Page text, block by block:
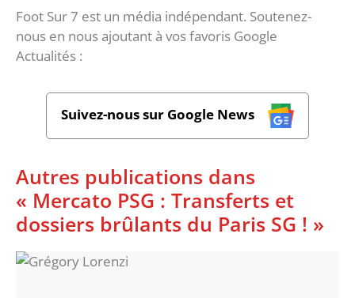
Foot Sur 7 est un média indépendant. Soutenez-
nous en nous ajoutant à vos favoris Google
Actualités :
Suivez-nous sur Google News
Autres publications dans
« Mercato PSG : Transferts et
dossiers brûlants du Paris SG ! »